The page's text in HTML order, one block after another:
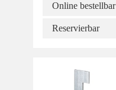
Online bestellbar
Reservierbar